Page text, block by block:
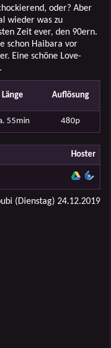
oder? Aber
wieder was zu
Zeit ever, den 90ern.
schon Haibara vor
Eine schöne Love-
Länge Auflösung
55min 480p
Hoster
(Dienstag) 24.12.2019